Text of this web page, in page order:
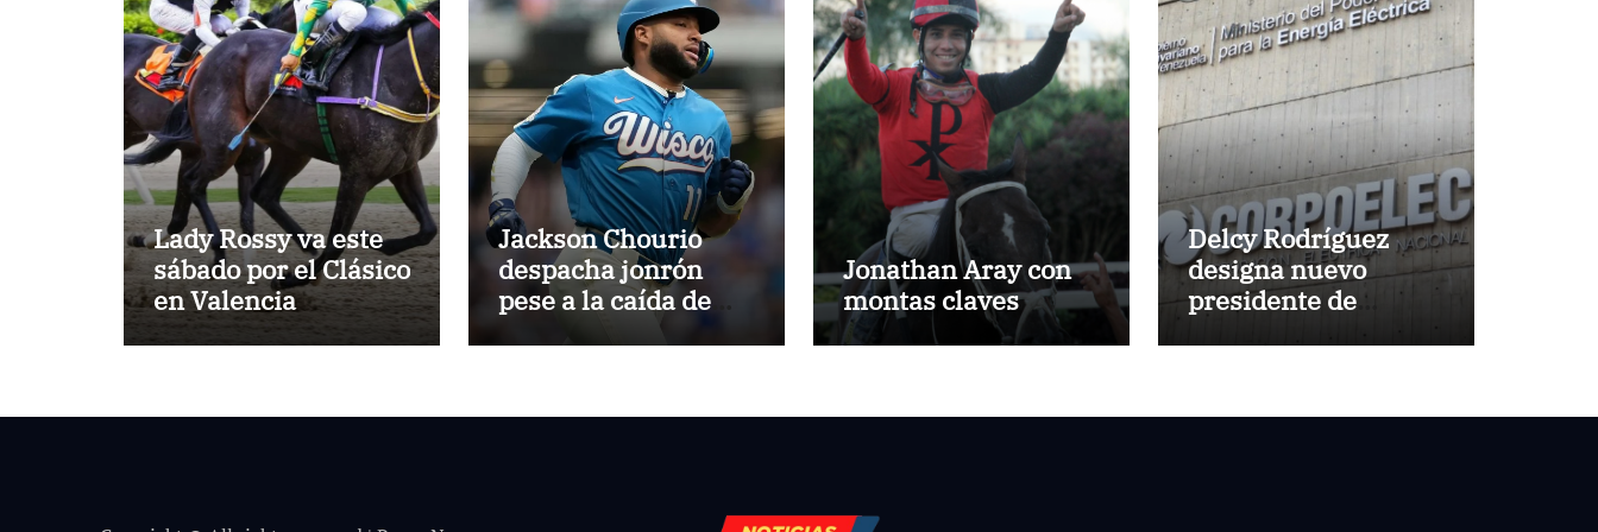
Lady Rossy va este
sábado por el Clásico
en Valencia
Jackson Chourio
despacha jonrón
pese a la caída de
Milwaukee
Jonathan Aray con
montas claves
Delcy Rodríguez
designa nuevo
presidente de
Corpoelec y nuevo